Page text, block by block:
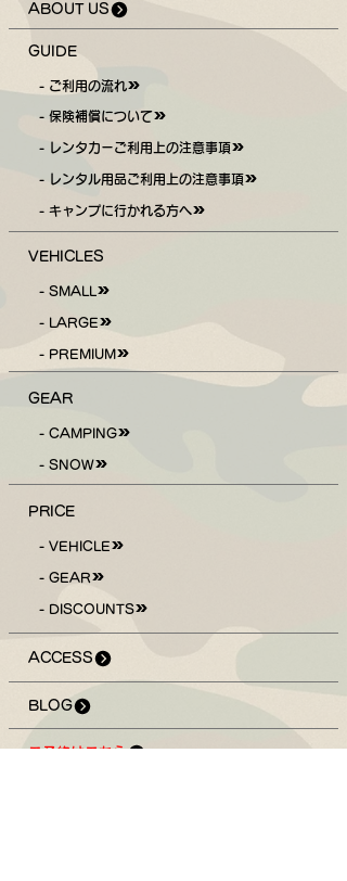
ABOUT US
GUIDE
- ご利用の流れ
- 保険補償について
- レンタカーご利用上の注意事項
- レンタル用品ご利用上の注意事項
- キャンプに行かれる方へ
VEHICLES
- SMALL
- LARGE
- PREMIUM
GEAR
- CAMPING
- SNOW
PRICE
- VEHICLE
- GEAR
- DISCOUNTS
ACCESS
BLOG
ご予約はこちら